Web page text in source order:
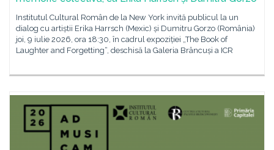
Institutul Cultural Român de la New York invită publicul la un
dialog cu artiștii Erika Harrsch (Mexic) și Dumitru Gorzo (România)
joi, 9 iulie 2026, ora 18:30, în cadrul expoziției „The Book of
Laughter and Forgetting“, deschisă la Galeria Brâncuși a ICR